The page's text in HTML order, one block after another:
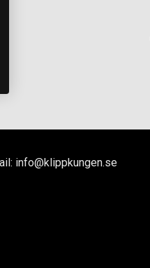
info@klippkungen.se